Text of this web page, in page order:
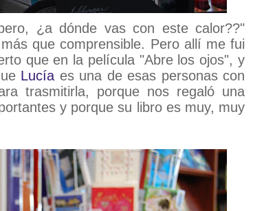
¿a dónde vas con este calor??"
que comprensible. Pero allí me fui
que en la película "Abre los ojos", y
Lucíaes una de esas personas con
trasmitirla, porque nos regaló una
y porque su libro es muy, muy